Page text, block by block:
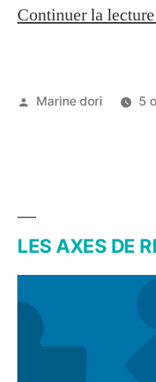
Continuer la lecture
Marine dori 5
LES AXES DE